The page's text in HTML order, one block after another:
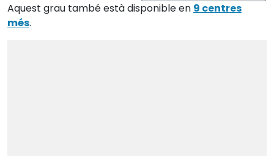
Aquest grau també està disponible en 9 centres
més.